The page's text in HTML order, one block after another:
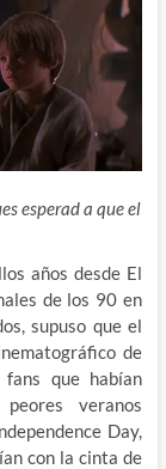
esperad a que el
años desde El
de los 90 en
supuso que el
de
que habían
veranos
Day,
con la cinta de